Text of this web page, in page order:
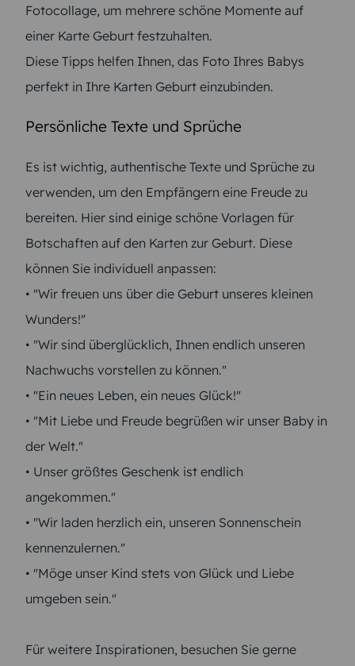
Fotocollage, um mehrere schöne Momente auf
einer Karte Geburt festzuhalten.
Diese Tipps helfen Ihnen, das Foto Ihres Babys
perfekt in Ihre Karten Geburt einzubinden.
Persönliche Texte und Sprüche
Es ist wichtig, authentische Texte und Sprüche zu
verwenden, um den Empfängern eine Freude zu
bereiten. Hier sind einige schöne Vorlagen für
Botschaften auf den Karten zur Geburt. Diese
können Sie individuell anpassen:
• "Wir freuen uns über die Geburt unseres kleinen
Wunders!"
• "Wir sind überglücklich, Ihnen endlich unseren
Nachwuchs vorstellen zu können."
• "Ein neues Leben, ein neues Glück!"
• "Mit Liebe und Freude begrüßen wir unser Baby in
der Welt."
• Unser größtes Geschenk ist endlich
angekommen."
• "Wir laden herzlich ein, unseren Sonnenschein
kennenzulernen."
• "Möge unser Kind stets von Glück und Liebe
umgeben sein."
Für weitere Inspirationen, besuchen Sie gerne